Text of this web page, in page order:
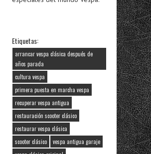
Etiquetas:
arrancar vespa clásica después de
años parada
cultura vespa
primera puesta en marcha vespa
recuperar vespa antigua
restauración scooter clásico
restaurar vespa clásica
scooter clásico
vespa antigua garaje